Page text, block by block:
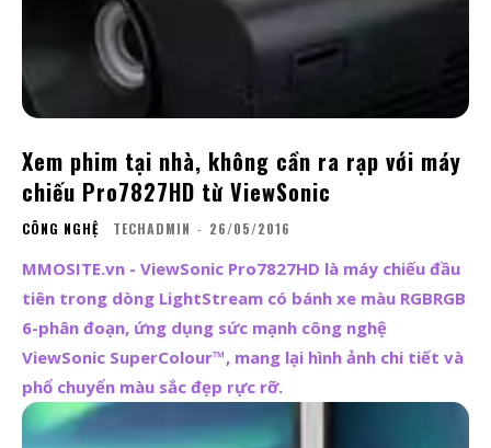
Xem phim tại nhà, không cần ra rạp với máy
chiếu Pro7827HD từ ViewSonic
CÔNG NGHỆ TECHADMIN - 26/05/2016
MMOSITE.vn - ViewSonic Pro7827HD là máy chiếu đầu
tiên trong dòng LightStream có bánh xe màu RGBRGB
6-phân đoạn, ứng dụng sức mạnh công nghệ
ViewSonic SuperColour™, mang lại hình ảnh chi tiết và
phổ chuyển màu sắc đẹp rực rỡ.